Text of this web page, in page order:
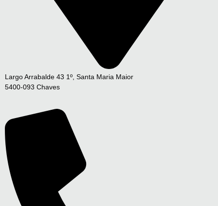
Largo Arrabalde 43 1º, Santa Maria Maior
5400-093 Chaves